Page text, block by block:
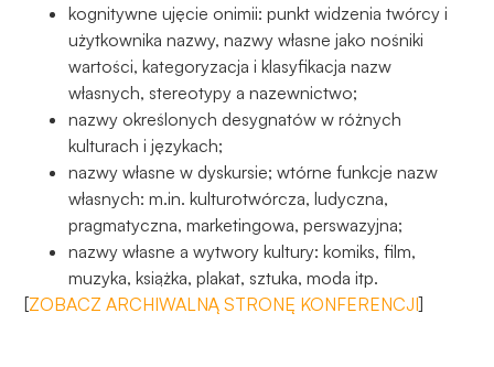
kognitywne ujęcie onimii: punkt widzenia twórcy i
użytkownika nazwy, nazwy własne jako nośniki
wartości, kategoryzacja i klasyfikacja nazw
własnych, stereotypy a nazewnictwo;
nazwy określonych desygnatów w różnych
kulturach i językach;
nazwy własne w dyskursie; wtórne funkcje nazw
własnych: m.in. kulturotwórcza, ludyczna,
pragmatyczna, marketingowa, perswazyjna;
nazwy własne a wytwory kultury: komiks, film,
muzyka, książka, plakat, sztuka, moda itp.
[ZOBACZ ARCHIWALNĄ STRONĘ KONFERENCJI]